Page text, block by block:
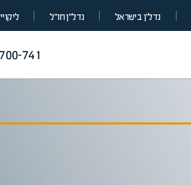
נדל”ן בישראל נדל״ן חו״ל
741